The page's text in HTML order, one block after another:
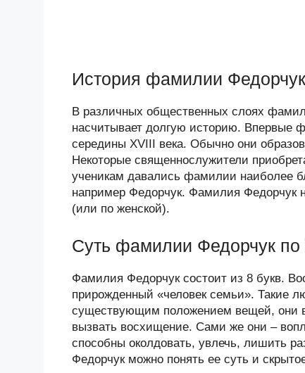
История фамилии Федорчук
В различных общественных слоях
насчитывает долгую историю. Впервые
середины XVIII века. Обычно они
Некоторые священнослужители
ученикам давались фамилии наиболее
например Федорчук. Фамилия Федорчук
(или по женской).
Суть фамилии Федорчук по
Фамилия Федорчук состоит из 8 букв.
прирожденный «человек семьи». Такие
существующим положением вещей, они
вызвать восхищение. Сами же они –
способны околдовать, увлечь, лишить
Федорчук можно понять ее суть и